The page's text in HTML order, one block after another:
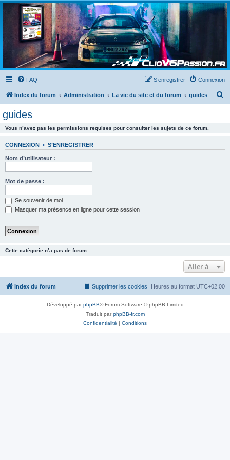
Clio V6 Passion
Le site français des passionnés de Clio V6
FAQ Connexion
S’enregistrer
Index du forum Administration La vie du site et du forum guides
guides
Vous n’avez pas les permissions requises pour consulter les sujets de ce forum.
CONNEXION • S’ENREGISTRER
Nom d’utilisateur :
Mot de passe :
Se souvenir de moi
Masquer ma présence en ligne pour cette session
Cette catégorie n’a pas de forum.
Aller à
Index du forum Heures au format UTC+02:00
Supprimer les cookies
Développé parphpBB® Forum Software © phpBB Limited
Traduit parphpBB-fr.com
Confidentialité | Conditions